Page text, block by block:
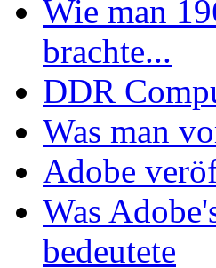
Wie man
brachte...
DDR
Was man
Adobe
Was
bedeutete